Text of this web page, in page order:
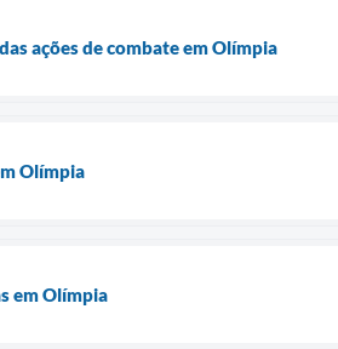
ações de combate em Olímpia
Olímpia
em Olímpia